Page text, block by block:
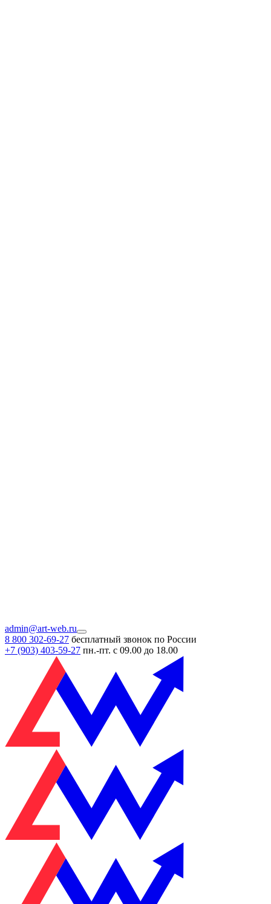
admin@art-web.ru
8 800 302-69-27 бесплатный звонок по России
+7 (903) 403-59-27 пн.-пт. с 09.00 до 18.00